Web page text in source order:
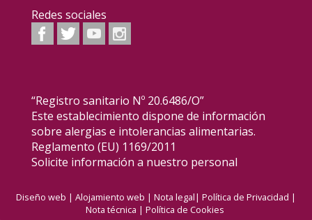
Redes sociales
“Registro sanitario Nº 20.6486/O”
Este establecimiento dispone de información
sobre alergias e intolerancias alimentarias.
Reglamento (EU) 1169/2011
Solicite información a nuestro personal
Diseño web | Alojamiento web | Nota legal| Política de Privacidad |
Nota técnica | Política de Cookies